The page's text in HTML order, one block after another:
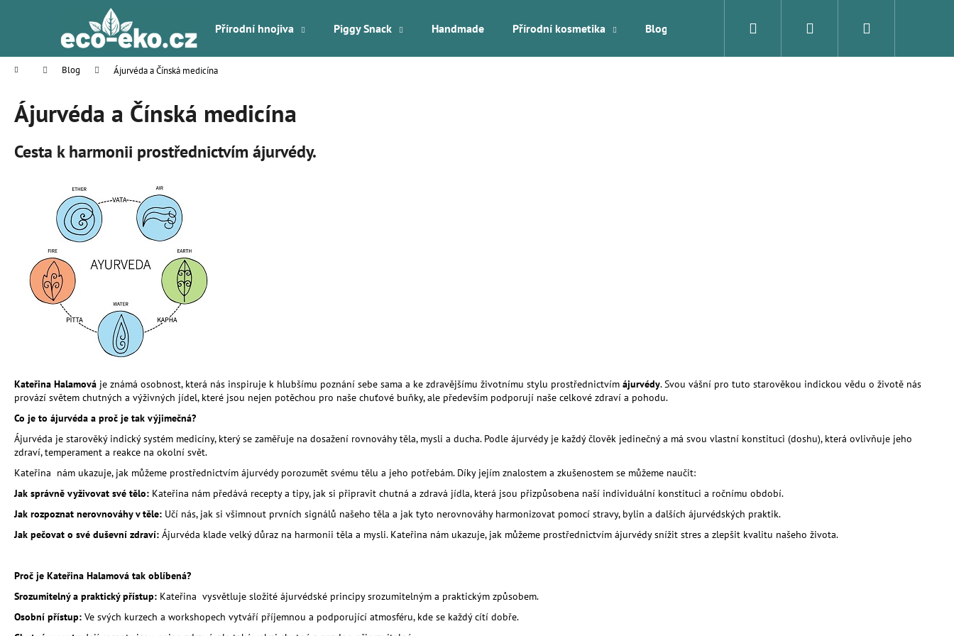
Přírodní hnojiva Piggy Snack Handmade Přírodní kosmetika Blog Přihlášení
Domů Blog Ájurvéda a Čínská medicína
Ájurvéda a Čínská medicína
Cesta k harmonii prostřednictvím ájurvédy.
Kateřina Halamová je známá osobnost, která nás inspiruje k hlubšímu poznání sebe sama a ke zdravějšímu životnímu stylu prostřednictvím ájurvédy. Svou vášní pro tuto starověkou indickou vědu o životě nás
provází světem chutných a výživných jídel, které jsou nejen potěchou pro naše chuťové buňky, ale především podporují naše celkové zdraví a pohodu.
Co je to ájurvéda a proč je tak výjimečná?
Ájurvéda je starověký indický systém medicíny, který se zaměřuje na dosažení rovnováhy těla, mysli a ducha. Podle ájurvédy je každý člověk jedinečný a má svou vlastní konstituci (doshu), která ovlivňuje jeho
zdraví, temperament a reakce na okolní svět.
Kateřina nám ukazuje, jak můžeme prostřednictvím ájurvédy porozumět svému tělu a jeho potřebám. Díky jejím znalostem a zkušenostem se můžeme naučit:
Jak správně vyživovat své tělo: Kateřina nám předává recepty a tipy, jak si připravit chutná a zdravá jídla, která jsou přizpůsobena naší individuální konstituci a ročnímu období.
Jak rozpoznat nerovnováhy v těle: Učí nás, jak si všimnout prvních signálů našeho těla a jak tyto nerovnováhy harmonizovat pomocí stravy, bylin a dalších ájurvédských praktik.
Jak pečovat o své duševní zdraví: Ájurvéda klade velký důraz na harmonii těla a mysli. Kateřina nám ukazuje, jak můžeme prostřednictvím ájurvédy snížit stres a zlepšit kvalitu našeho života.
Proč je Kateřina Halamová tak oblíbená?
Srozumitelný a praktický přístup: Kateřina vysvětluje složité ájurvédské principy srozumitelným a praktickým způsobem.
Osobní přístup: Ve svých kurzech a workshopech vytváří příjemnou a podporující atmosféru, kde se každý cítí dobře.
í
Zpět
do
Zpět
do
UNIVERZÁLNÍ PŘÍRODNÍ HNOJIVO 10
LITRŮ - MESIHO ŽÍŽALÍ ČAJ | HNOJIVO
1 391,50 Kč